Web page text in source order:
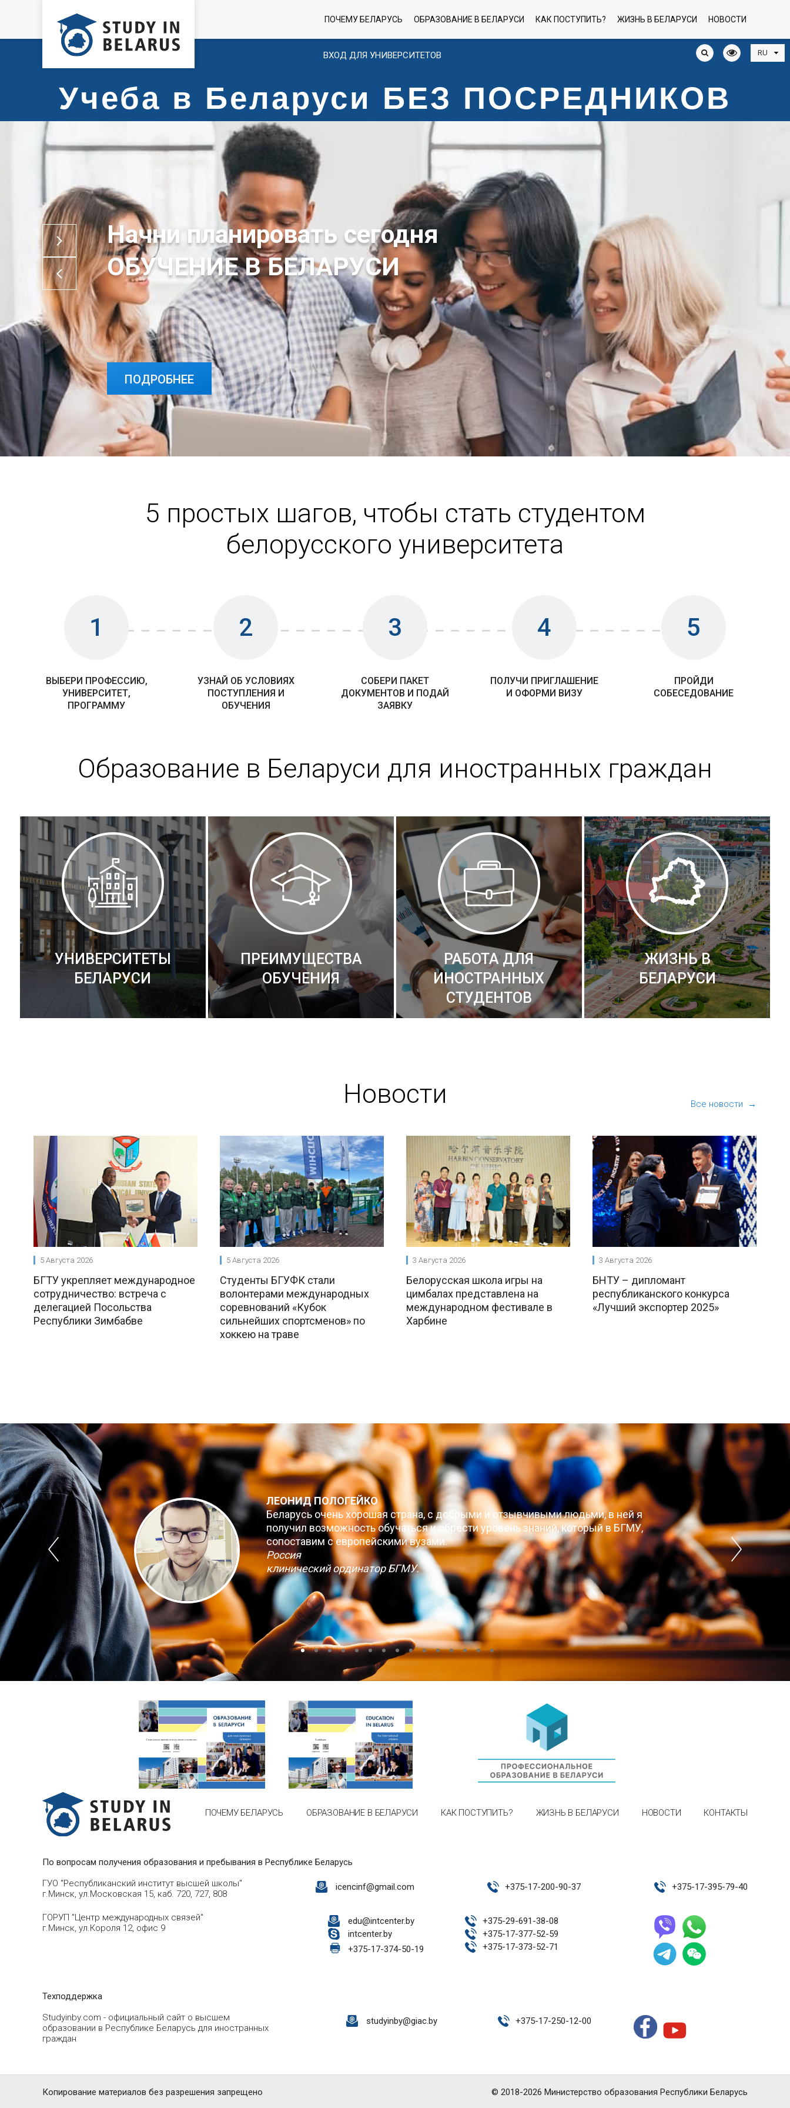
ВХОД ДЛЯ УНИВЕРСИТЕТОВ
ПОЧЕМУ БЕЛАРУСЬ ОБРАЗОВАНИЕ В БЕЛАРУСИ КАК ПОСТУПИТЬ? ЖИЗНЬ В БЕЛАРУСИ НОВОСТИ
Учеба в Беларуси БЕЗ ПОСРЕДНИКОВ
Начни планировать сегодня
ОБУЧЕНИЕ В БЕЛАРУСИ
ПОДРОБНЕЕ
5 простых шагов, чтобы стать студентом
белорусского университета
1
ВЫБЕРИ ПРОФЕССИЮ,
УНИВЕРСИТЕТ,
ПРОГРАММУ
2
УЗНАЙ ОБ УСЛОВИЯХ
ПОСТУПЛЕНИЯ И
ОБУЧЕНИЯ
3
СОБЕРИ ПАКЕТ
ДОКУМЕНТОВ И ПОДАЙ
ЗАЯВКУ
4
ПОЛУЧИ ПРИГЛАШЕНИЕ
И ОФОРМИ ВИЗУ
5
ПРОЙДИ
СОБЕСЕДОВАНИЕ
Образование в Беларуси для иностранных граждан
УНИВЕРСИТЕТЫ
БЕЛАРУСИ
ПРЕИМУЩЕСТВА
ОБУЧЕНИЯ
РАБОТА ДЛЯ
ИНОСТРАННЫХ
СТУДЕНТОВ
ЖИЗНЬ В
БЕЛАРУСИ
Новости Все новости →
5 Августа 2026
БГТУ укрепляет международное
сотрудничество: встреча с
делегацией Посольства
Республики Зимбабве
5 Августа 2026
Студенты БГУФК стали
волонтерами международных
соревнований «Кубок
сильнейших спортсменов» по
хоккею на траве
3 Августа 2026
Белорусская школа игры на
цимбалах представлена на
международном фестивале в
Харбине
3 Августа 2026
БНТУ – дипломант
республиканского конкурса
«Лучший экспортер 2025»
ЛЕОНИД ПОЛОГЕЙКО
Беларусь очень хорошая страна, с добрыми и отзывчивыми людьми, в ней я
получил возможность обучаться и обрести уровень знаний, который в БГМУ,
сопоставим с европейскими вузами.
Россия
клинический ординатор БГМУ.
ПОЧЕМУ БЕЛАРУСЬ ОБРАЗОВАНИЕ В БЕЛАРУСИ КАК ПОСТУПИТЬ? ЖИЗНЬ В БЕЛАРУСИ НОВОСТИ КОНТАКТЫ
По вопросам получения образования и пребывания в Республике Беларусь
ГУО "Республиканский институт высшей школы"
г.Минск, ул.Московская 15, каб. 720, 727, 808
icencinf@gmail.com +375-17-200-90-37 +375-17-395-79-40
ГОРУП "Центр международных связей"
г.Минск, ул.Короля 12, офис 9
edu@intcenter.by
intcenter.by
+375-17-374-50-19
+375-29-691-38-08
+375-17-377-52-59
+375-17-373-52-71
Техподдержка
Studyinby.com - официальный сайт о высшем
образовании в Республике Беларусь для иностранных
граждан
studyinby@giac.by +375-17-250-12-00
Копирование материалов без разрешения запрещено © 2018-2026 Министерство образования Республики Беларусь